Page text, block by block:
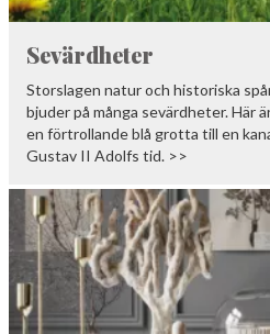
Sevärdheter
Storslagen natur och historiska
bjuder på många sevärdheter. Här
en förtrollande blå grotta till en
Gustav II Adolfs tid. >>